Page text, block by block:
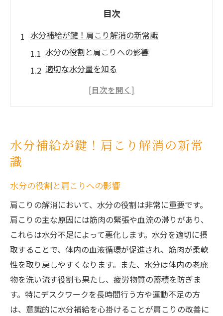
目次
水分補給が鍵！肩こり解消の新常識
水分の役割と肩こりへの影響
適切な水分量を知る
日常生活での水分補給のポイント
肩こり予防に向けた水分摂取のタイミング
肩こりを解消するための効果的な水分の取り方
肩こり改善のための水分記録法
水分補給と食事の関係
アクティブなライフスタイルと水分
水分摂取で肩の柔軟性を高める
忙しい人におすすめの水分補給術
肩こりの原因は水分不足？解消法を徹底解説
肩こりと水分不足の意外な関係
水分不足が招く肩こりのサイン
水分補給が鍵！肩こり解消の新常
識
水分の役割と肩こりへの影響
肩こりの解消において、水分の役割は非常に重要です。
肩こりの主な原因には筋肉の緊張や血流の滞りがあり、
これらは水分不足によって悪化します。水分を適切に摂
取することで、体内の血液循環が促進され、筋肉が柔軟
性を取り戻しやすくなります。また、水分は体内の老廃
物を洗い流す役割も果たし、疲労物質の蓄積を防ぎま
す。特にデスクワークを長時間行う方や運動不足の方
は、意識的に水分補給を心掛けることが肩こりの改善に